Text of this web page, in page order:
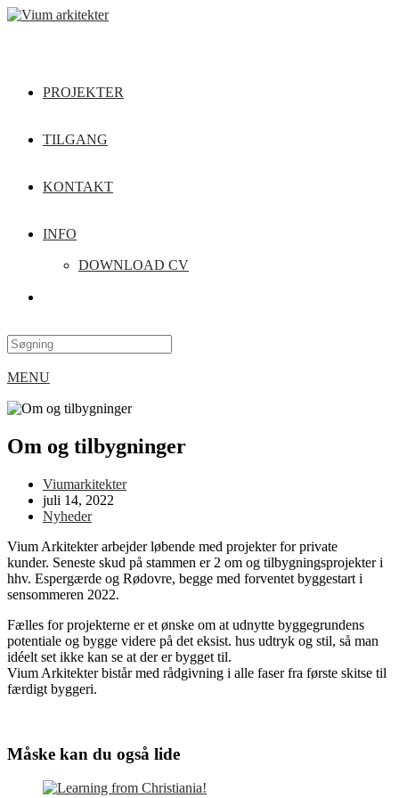
PROJEKTER
TILGANG
KONTAKT
INFO
DOWNLOAD CV
MENU
Om og tilbygninger
Viumarkitekter
juli 14, 2022
Nyheder
Vium Arkitekter arbejder løbende med projekter for private
kunder. Seneste skud på stammen er 2 om og tilbygningsprojekter i
hhv. Espergærde og Rødovre, begge med forventet byggestart i
sensommeren 2022.
Fælles for projekterne er et ønske om at udnytte byggegrundens
potentiale og bygge videre på det eksist. hus udtryk og stil, så man
idéelt set ikke kan se at der er bygget til.
Vium Arkitekter bistår med rådgivning i alle faser fra første skitse til
færdigt byggeri.
Måske kan du også lide